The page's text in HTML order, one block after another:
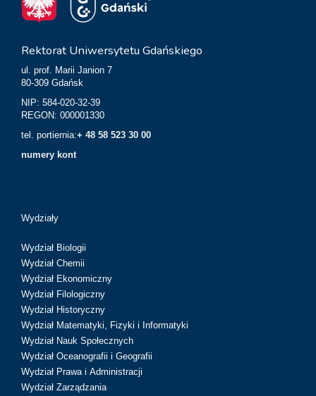
Rektorat Uniwersytetu Gdańskiego
ul. prof. Marii Janion 7
80-309 Gdańsk
NIP: 584-020-32-39
REGON: 000001330
tel. portiernia:+ 48 58 523 30 00
numery kont
Wydziały
Wydział Biologii
Wydział Chemii
Wydział Ekonomiczny
Wydział Filologiczny
Wydział Historyczny
Wydział Matematyki, Fizyki i Informatyki
Wydział Nauk Społecznych
Wydział Oceanografii i Geografii
Wydział Prawa i Administracji
Wydział Zarządzania